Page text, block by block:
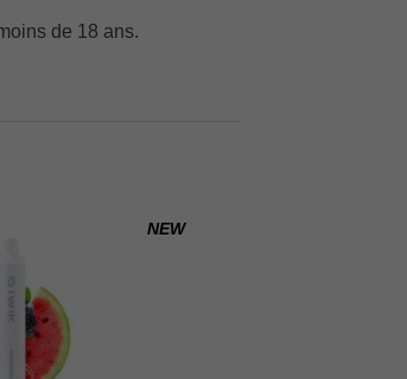
de 18 ans.
NEW